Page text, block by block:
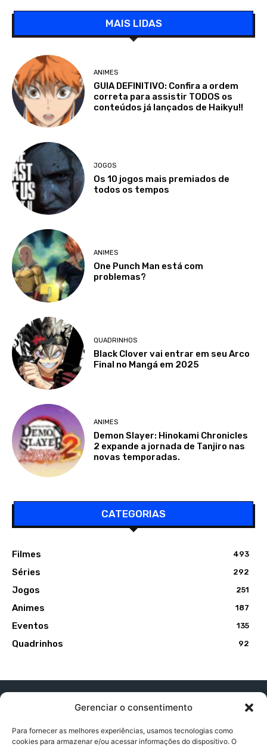
Gerenciar o consentimento
Para fornecer as melhores experiências, usamos tecnologias como
cookies para armazenar e/ou acessar informações do dispositivo. O
MAIS LIDAS
ANIMES
GUIA DEFINITIVO: Confira a ordem
correta para assistir TODOS os
conteúdos já lançados de Haikyu!!
JOGOS
Os 10 jogos mais premiados de
todos os tempos
ANIMES
One Punch Man está com
problemas?
QUADRINHOS
Black Clover vai entrar em seu Arco
Final no Mangá em 2025
ANIMES
Demon Slayer: Hinokami Chronicles
2 expande a jornada de Tanjiro nas
novas temporadas.
CATEGORIAS
Filmes 493
Séries 292
Jogos 251
Animes 187
Eventos 135
Quadrinhos 92